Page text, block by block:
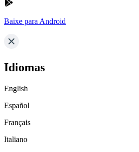
Baixe para Android
Idiomas
English
Español
Français
Italiano